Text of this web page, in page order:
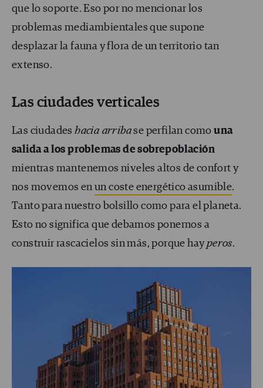
que lo soporte. Eso por no mencionar los
problemas mediambientales que supone
desplazar la fauna y flora de un territorio tan
extenso.
Las ciudades verticales
Las ciudadeshacia arribase perfilan comouna
salida a los problemas de sobrepoblación
mientras mantenemos niveles altos de confort y
nos movemos enun coste energético asumible.
Tanto para nuestro bolsillo como para el planeta.
Esto no significa que debamos ponernos a
construir rascacielos sin más, porque hayperos.